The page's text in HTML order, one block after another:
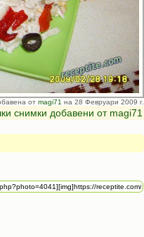
от magi71 на 28 Февруари 2009 г.
снимки добавени от magi71